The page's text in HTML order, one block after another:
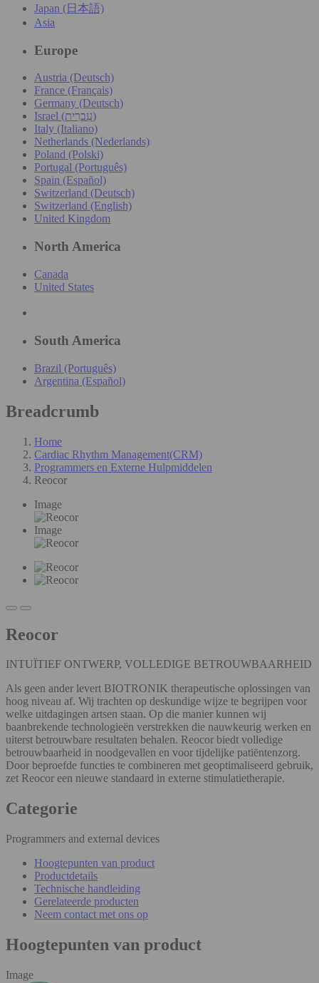
Japan (日本語)
Asia
Europe
Austria (Deutsch)
France (Français)
Germany (Deutsch)
Israel (עִברִית)
Italy (Italiano)
Netherlands (Nederlands)
Poland (Polski)
Portugal (Português)
Spain (Español)
Switzerland (Deutsch)
Switzerland (English)
United Kingdom
North America
Canada
United States
South America
Brazil (Português)
Argentina (Español)
Breadcrumb
Home
Cardiac Rhythm Management(CRM)
Programmers en Externe Hulpmiddelen
Reocor
Image
Image
Reocor
INTUÏTIEF ONTWERP, VOLLEDIGE BETROUWBAARHEID
Als geen ander levert BIOTRONIK therapeutische oplossingen van
hoog niveau af. Wij trachten op deskundige wijze te begrijpen voor
welke uitdagingen artsen staan. Op die manier kunnen wij
baanbrekende technologieën verstrekken die nauwkeurig werken en
uiterst betrouwbare resultaten behalen. Reocor biedt volledige
betrouwbaarheid in noodgevallen en voor tijdelijke patiëntenzorg.
Door beproefde functies te combineren met geoptimaliseerd gebruik,
zet Reocor een nieuwe standaard in externe stimulatietherapie.
Categorie
Programmers and external devices
Hoogtepunten van product
Productdetails
Technische handleiding
Gerelateerde producten
Neem contact met ons op
Hoogtepunten van product
Image